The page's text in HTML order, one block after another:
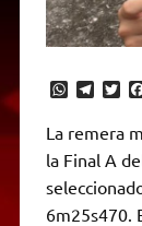
W
t
s
p
p
T
e
g
r
a
m
T
t
t
r
La remera
la Final A
6m25s470.